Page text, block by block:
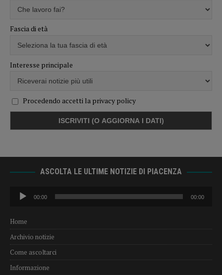
Fascia di età
Interesse principale
Procedendo accetti la privacy policy
ASCOLTA LE ULTIME NOTIZIE DI PIACENZA
Audio
Player
00:00 00:00
Home
Archivio notizie
Come ascoltarci
Informazione